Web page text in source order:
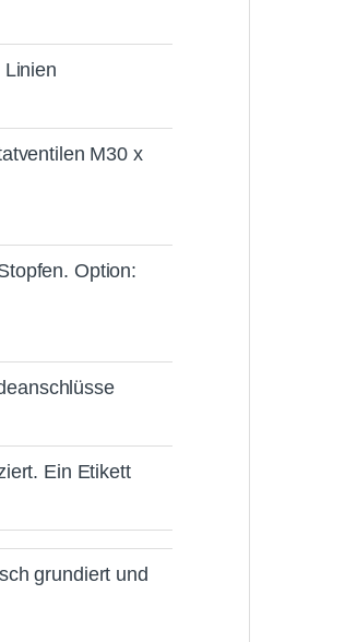
M30 x
Option:
Ein Etikett
grundiert und